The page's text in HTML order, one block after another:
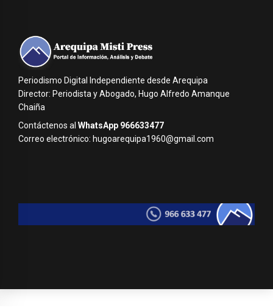
Periodismo Digital Independiente desde Arequipa
Director: Periodista y Abogado, Hugo Alfredo Amanque
Chaiña
Contáctenos al WhatsApp 966633477
Correo electrónico: hugoarequipa1960@gmail.com